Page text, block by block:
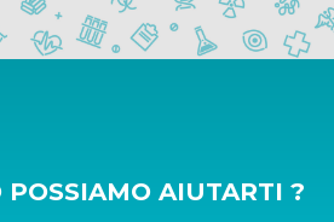
POSSIAMO AIUTARTI ?